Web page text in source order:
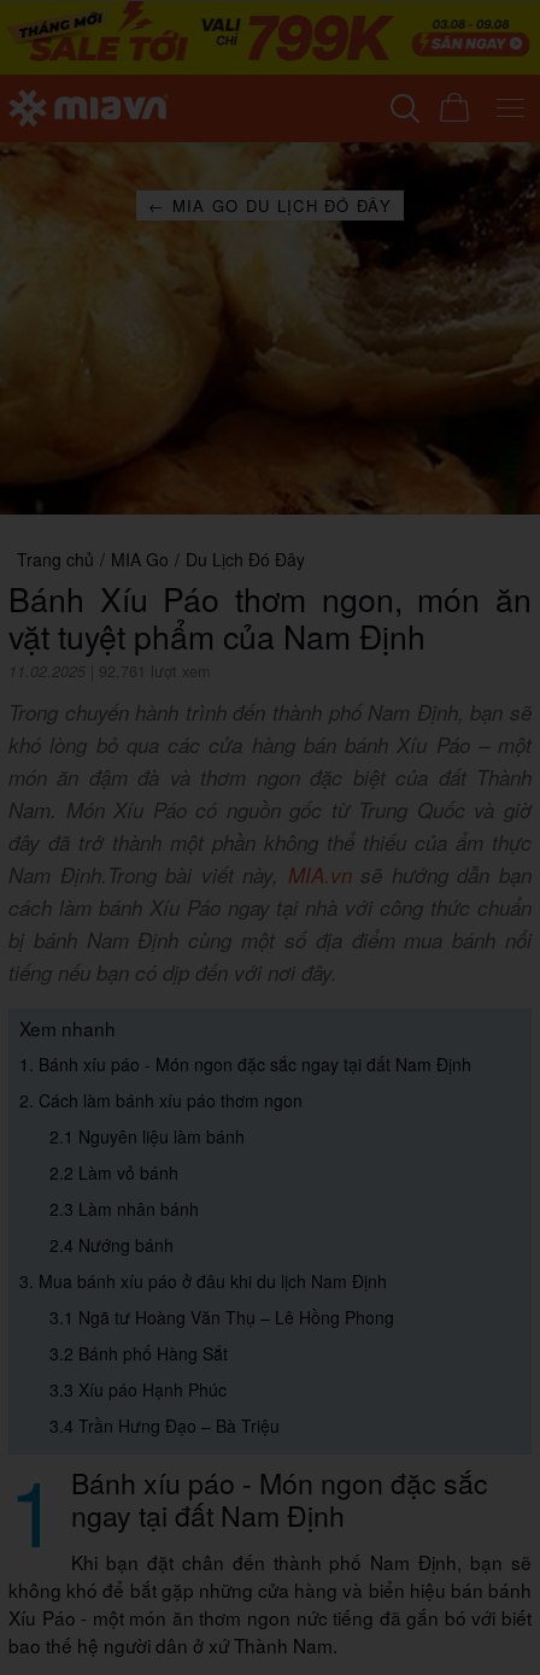
← MIA GO DU LỊCH ĐÓ ĐÂY
Trang chủ / MIA Go / Du Lịch Đó Đây
Bánh Xíu Páo thơm ngon, món ăn
vặt tuyệt phẩm của Nam Định
11.02.2025 92,761 lượt xem
Trong chuyến hành trình đến thành phố Nam Định, bạn sẽ
khó lòng bỏ qua các cửa hàng bán bánh Xíu Páo – một
món ăn đậm đà và thơm ngon đặc biệt của đất Thành
Nam. Món Xíu Páo có nguồn gốc từ Trung Quốc và giờ
đây đã trở thành một phần không thể thiếu của ẩm thực
Nam Định.Trong bài viết này, MIA.vnsẽ hướng dẫn bạn
cách làm bánh Xíu Páo ngay tại nhà với công thức chuẩn
bị bánh Nam Định cùng một số địa điểm mua bánh nổi
tiếng nếu bạn có dịp đến với nơi đây.
Xem nhanh
1. Bánh xíu páo - Món ngon đặc sắc ngay tại đất Nam Định
2. Cách làm bánh xíu páo thơm ngon
2.1 Nguyên liệu làm bánh
2.2 Làm vỏ bánh
2.3 Làm nhân bánh
2.4 Nướng bánh
3. Mua bánh xíu páo ở đâu khi du lịch Nam Định
3.1 Ngã tư Hoàng Văn Thụ – Lê Hồng Phong
3.2 Bánh phố Hàng Sắt
3.3 Xíu páo Hạnh Phúc
3.4 Trần Hưng Đạo – Bà Triệu
1 Bánh xíu páo - Món ngon đặc sắc
ngay tại đất Nam Định
Khi bạn đặt chân đến thành phố Nam Định, bạn sẽ
không khó để bắt gặp những cửa hàng và biển hiệu bán bánh
Xíu Páo - một món ăn thơm ngon nức tiếng đã gắn bó với biết
bao thế hệ người dân ở xứ Thành Nam.